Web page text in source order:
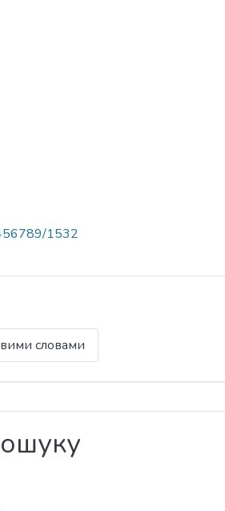
1532
словами